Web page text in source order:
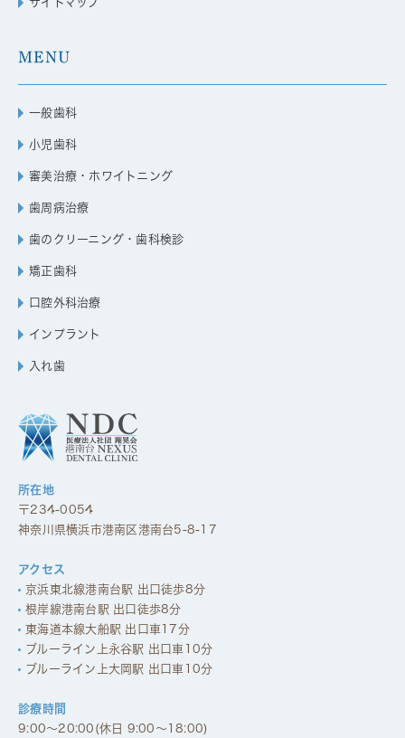
サイトマップ
MENU
一般歯科
小児歯科
審美治療・ホワイトニング
歯周病治療
歯のクリーニング・歯科検診
矯正歯科
口腔外科治療
インプラント
入れ歯
所在地
〒234-0054
神奈川県横浜市港南区港南台5-8-17
アクセス
京浜東北線港南台駅 出口徒歩8分
根岸線港南台駅 出口徒歩8分
東海道本線大船駅 出口車17分
ブルーライン上永谷駅 出口車10分
ブルーライン上大岡駅 出口車10分
診療時間
9:00～20:00(休日 9:00～18:00)